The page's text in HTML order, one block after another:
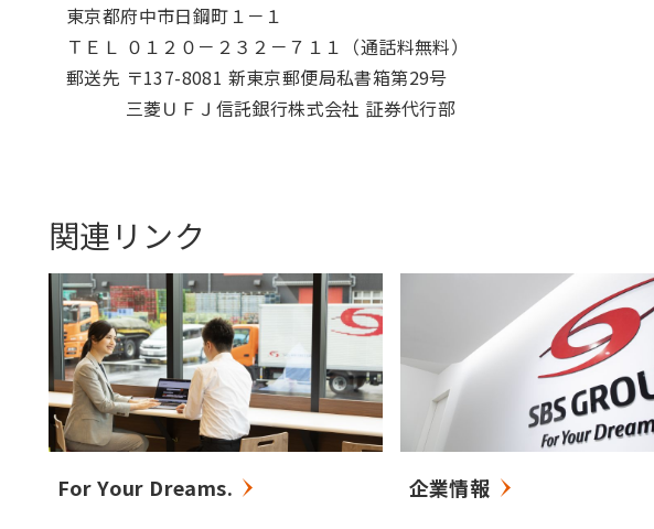
東京都府中市日鋼町１－１
ＴＥＬ ０１２０－２３２－７１１（通話料無料）
郵送先 〒137-8081 新東京郵便局私書箱第29号
三菱ＵＦＪ信託銀行株式会社 証券代行部
関連リンク
For Your Dreams. 企業情報